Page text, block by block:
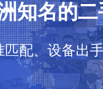
名的二
配、设备出